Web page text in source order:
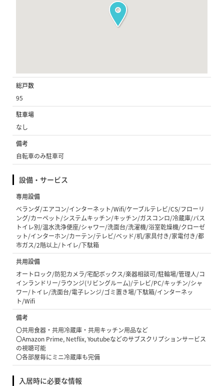
総戸数
95
駐車場
なし
備考
自転車のみ駐車可
設備・サービス
専用設備
ベランダ/エアコン/インターネット/Wifi/ケーブルテレビ/CS/フローリ
ング/カーペット/システムキッチン/キッチン/ガスコンロ/冷蔵庫/バス
トイレ別/温水洗浄便座/シャワー/洗面台/洗濯機/浴室乾燥機/クローゼ
ット/インターホン/カーテン/テレビ/ベッド/机/家具付き/家電付き/都
市ガス/2階以上/トイレ/下駄箱
共用設備
オートロック/防犯カメラ/宅配ボックス/楽器相談可/駐輪場/管理人/コ
インランドリー/ラウンジ(リビングルーム)/テレビ/PC/キッチン/シャ
ワー/トイレ/洗面台/電子レンジ/ゴミ置き場/下駄箱/インターネッ
ト/Wifi
備考
〇共用食器・共用冷蔵庫・共用キッチン用品など
〇Amazon Prime, Netflix, Youtubeなどのサブスクリプションサービス
の視聴可能
〇各部屋毎にミニ冷蔵庫も完備
入居時に必要な情報